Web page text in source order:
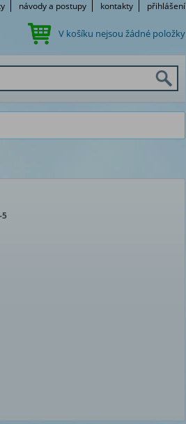
návody a postupy kontakty přihlášení
V košíku nejsou žádné položky
5